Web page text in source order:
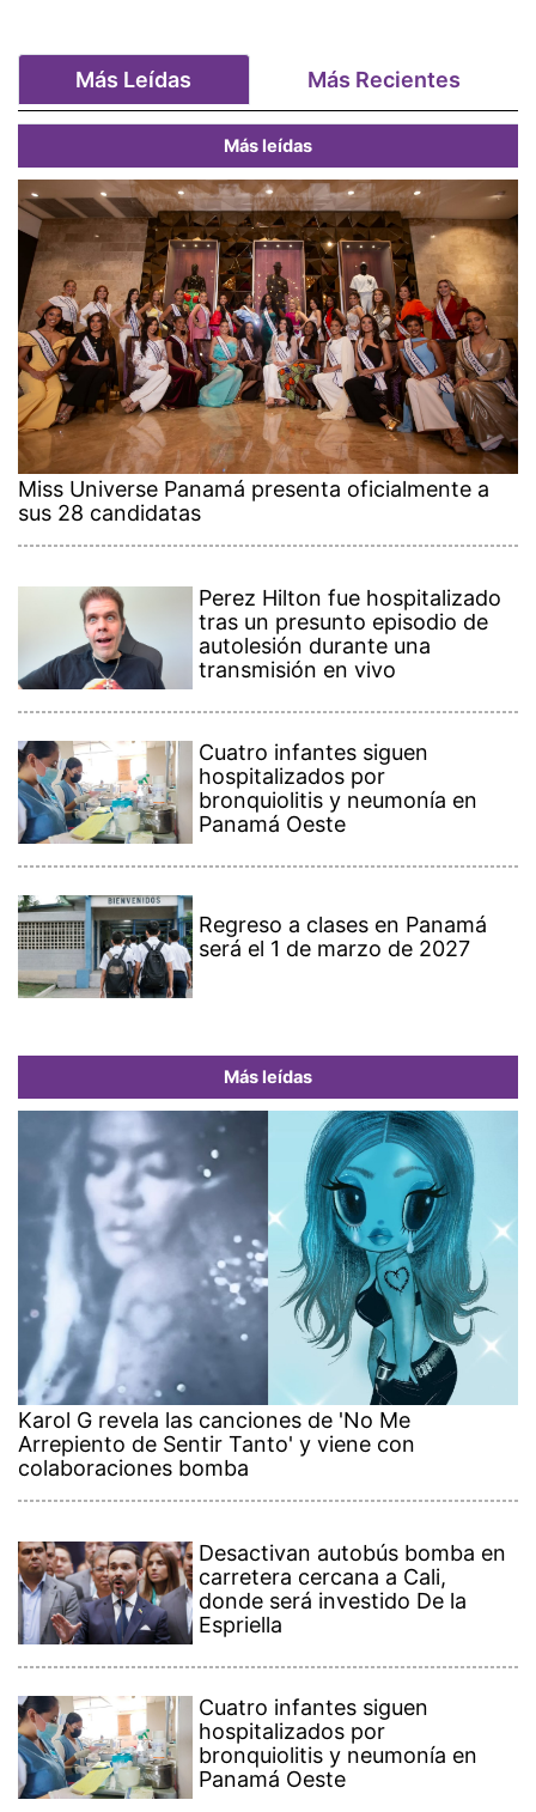
Más Leídas Más Recientes
Más leídas
Miss Universe Panamá presenta oficialmente a
sus 28 candidatas
Perez Hilton fue hospitalizado
tras un presunto episodio de
autolesión durante una
transmisión en vivo
Cuatro infantes siguen
hospitalizados por
bronquiolitis y neumonía en
Panamá Oeste
Regreso a clases en Panamá
será el 1 de marzo de 2027
Más leídas
Karol G revela las canciones de 'No Me
Arrepiento de Sentir Tanto' y viene con
colaboraciones bomba
Desactivan autobús bomba en
carretera cercana a Cali,
donde será investido De la
Espriella
Cuatro infantes siguen
hospitalizados por
bronquiolitis y neumonía en
Panamá Oeste